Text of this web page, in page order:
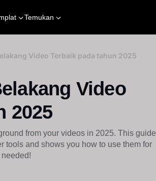
Temukan
Video Terbaik pada tahun 2025
Video
2025
from your videos in 2025. This guide
tools and shows you how to use them for